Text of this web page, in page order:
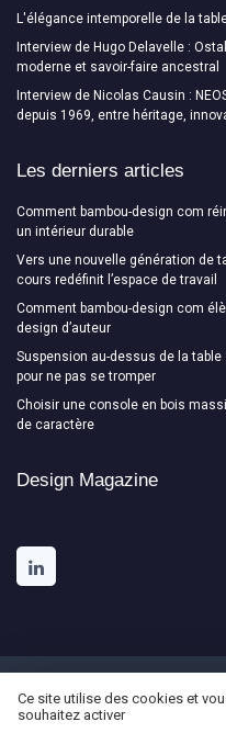
L'élégance intemporelle de la
Interview de Hugo Delavelle :
moderne et savoir-faire ancestral
Interview de Nicolas Causin :
depuis 1969, entre héritage,
Les derniers articles
Comment bambou-design com
un intérieur durable
Vers une nouvelle génération de
cours redéfinit l’espace de travail
Comment bambou-design com
design d’auteur
Suspension au-dessus de la
pour ne pas se tromper
Choisir une console en bois
de caractère
Design Magazine
Mentions légales
Ce site utilise des cookies et
souhaitez activer